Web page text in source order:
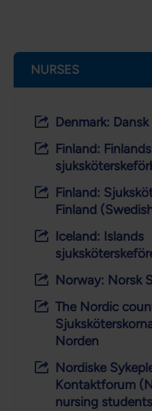
NURSES
Denmark:
Finland: Finlands
Finland:
Finland
Iceland: Islands
Norway: Norsk
The Nordic
Norden
Nordiske
Kontaktforum
nursing students